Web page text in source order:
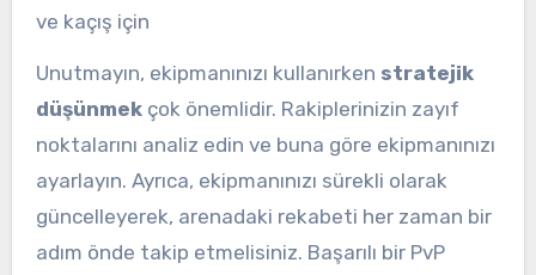
ve kaçış için
Unutmayın, ekipmanınızı kullanırken stratejik
düşünmekçok önemlidir. Rakiplerinizin zayıf
noktalarını analiz edin ve buna göre ekipmanınızı
ayarlayın. Ayrıca, ekipmanınızı sürekli olarak
güncelleyerek, arenadaki rekabeti her zaman bir
adım önde takip etmelisiniz. Başarılı bir PvP